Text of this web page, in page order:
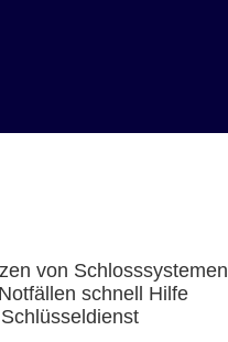
von Schlosssystemen
schnell Hilfe